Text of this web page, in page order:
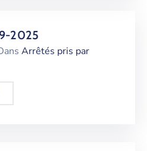
2025
Arrêtés pris par